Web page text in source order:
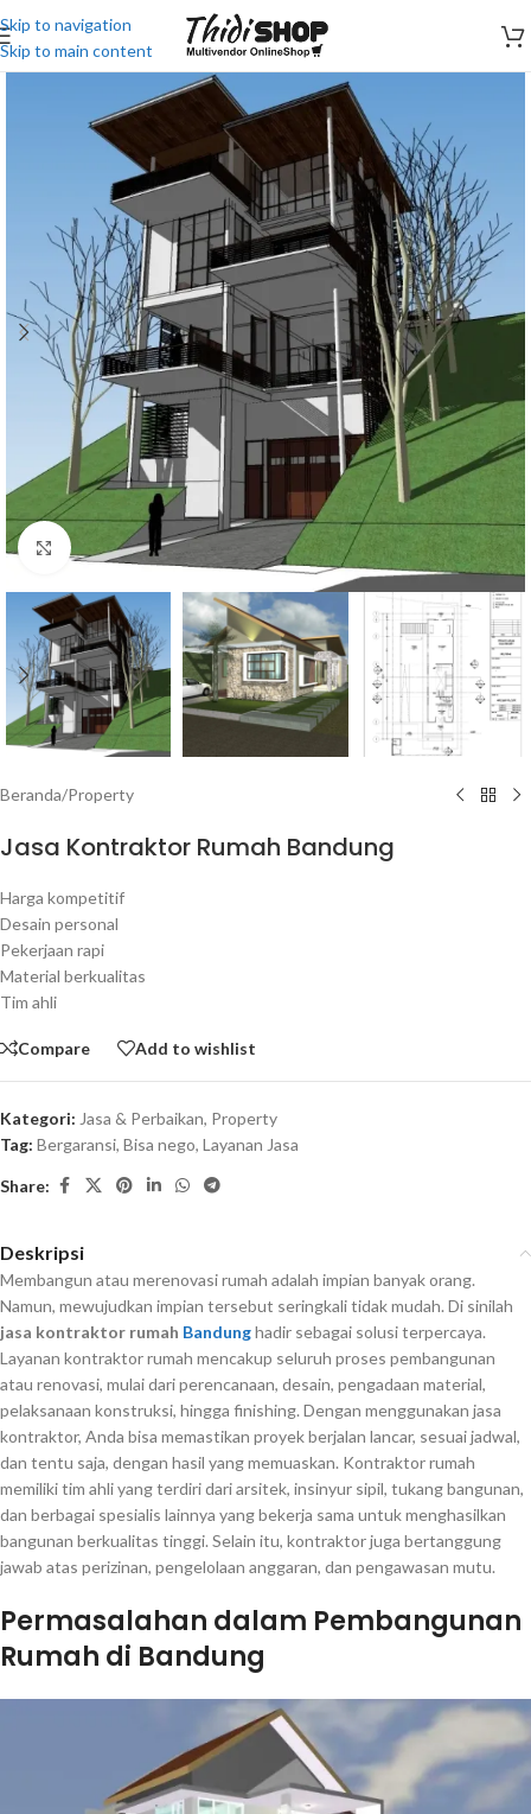
Skip to navigation
Skip to main content
Click to enlarge
Beranda/Property
Jasa Kontraktor Rumah Bandung
Harga kompetitif
Desain personal
Pekerjaan rapi
Material berkualitas
Tim ahli
Compare Add to wishlist
Kategori: Jasa & Perbaikan, Property
Tag: Bergaransi, Bisa nego, Layanan Jasa
Share:
Deskripsi
Membangun atau merenovasi rumah adalah impian banyak orang.
Namun, mewujudkan impian tersebut seringkali tidak mudah. Di sinilah
jasa kontraktor rumah Bandunghadir sebagai solusi terpercaya.
Layanan kontraktor rumah mencakup seluruh proses pembangunan
atau renovasi, mulai dari perencanaan, desain, pengadaan material,
pelaksanaan konstruksi, hingga finishing. Dengan menggunakan jasa
kontraktor, Anda bisa memastikan proyek berjalan lancar, sesuai jadwal,
dan tentu saja, dengan hasil yang memuaskan. Kontraktor rumah
memiliki tim ahli yang terdiri dari arsitek, insinyur sipil, tukang bangunan,
dan berbagai spesialis lainnya yang bekerja sama untuk menghasilkan
bangunan berkualitas tinggi. Selain itu, kontraktor juga bertanggung
jawab atas perizinan, pengelolaan anggaran, dan pengawasan mutu.
Permasalahan dalam Pembangunan
Rumah di Bandung